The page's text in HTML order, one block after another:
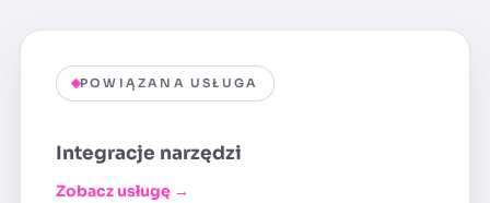
POWIĄZANA USŁUGA
Integracje narzędzi
Zobacz usługę →